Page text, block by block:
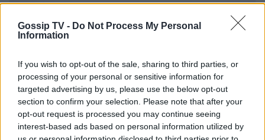
Gossip TV - Do Not Process My Personal
Information
If you wish to opt-out of the sale, sharing to third parties, or
processing of your personal or sensitive information for
targeted advertising by us, please use the below opt-out
section to confirm your selection. Please note that after your
opt-out request is processed you may continue seeing
interest-based ads based on personal information utilized by